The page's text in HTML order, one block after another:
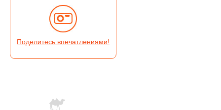
Поделитесь впечатлениями!